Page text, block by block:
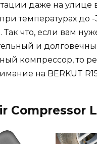
даже на улице
температурах до -
что, если вам
и
компрессор, то
на BERKUT
Compressor